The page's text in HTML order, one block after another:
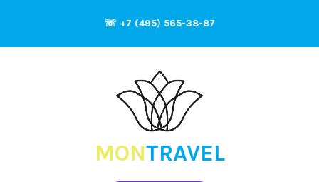
содержимому
☏ +7 (495) 565-38-87
MONTRAVEL